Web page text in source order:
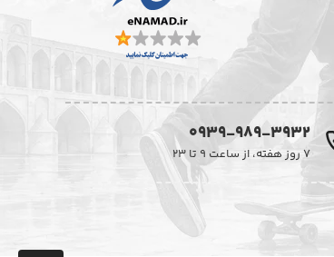
0939-989-3932
۷ روز هفته، از ساعت ۹ تا ۲۳